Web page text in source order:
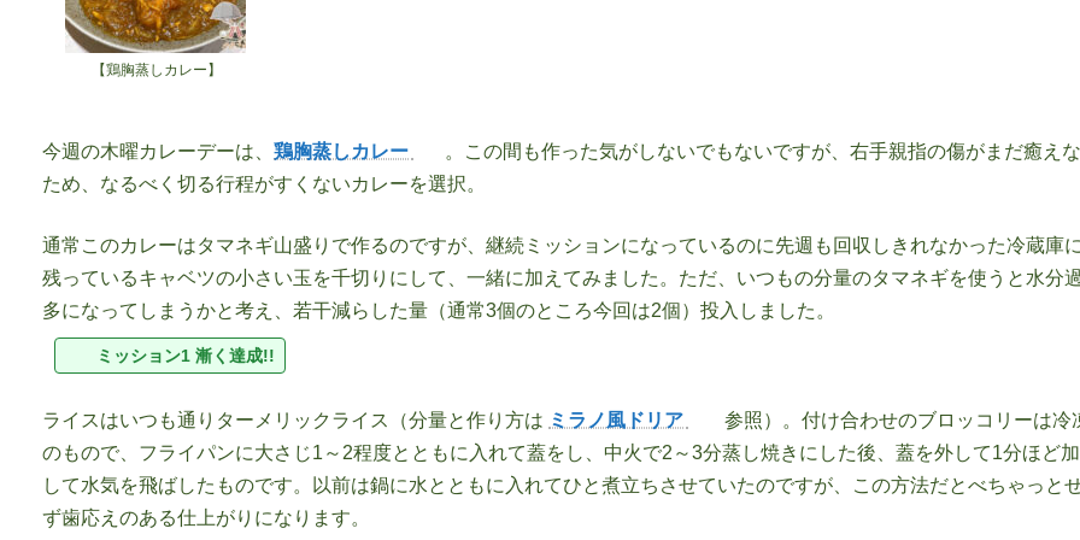
【鶏胸蒸しカレー】
今週の木曜カレーデーは、 鶏胸蒸しカレー
。この間も作った気がしないでもないですが、右手親指の傷がまだ癒え
ため、なるべく切る行程がすくないカレーを選択。
通常このカレーはタマネギ山盛りで作るのですが、継続ミッションになっているのに先週も回収しきれなかった冷蔵庫に
残っているキャベツの小さい玉を千切りにして、一緒に加えてみました。ただ、いつもの分量のタマネギを使うと水分過
多になってしまうかと考え、若干減らした量（通常3個のところ今回は2個）投入しました。
ミッション1 漸く達成!!
ライスはいつも通りターメリックライス（分量と作り方は ミラノ風ドリア
参照）。付け合わせのブロッコリーは冷
のもので、フライパンに大さじ1～2程度とともに入れて蓋をし、中火で2～3分蒸し焼きにした後、蓋を外して1分ほど
して水気を飛ばしたものです。以前は鍋に水とともに入れてひと煮立ちさせていたのですが、この方法だとべちゃっと
ず歯応えのある仕上がりになります。